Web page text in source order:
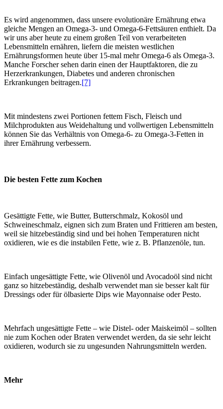
Es wird angenommen, dass unsere evolutionäre Ernährung etwa
gleiche Mengen an Omega-3- und Omega-6-Fettsäuren enthielt. Da
wir uns aber heute zu einem großen Teil von verarbeiteten
Lebensmitteln ernähren, liefern die meisten westlichen
Ernährungsformen heute über 15-mal mehr Omega-6 als Omega-3.
Manche Forscher sehen darin einen der Hauptfaktoren, die zu
Herzerkrankungen, Diabetes und anderen chronischen
Erkrankungen beitragen.[7]
Mit mindestens zwei Portionen fettem Fisch, Fleisch und
Milchprodukten aus Weidehaltung und vollwertigen Lebensmitteln
können Sie das Verhältnis von Omega-6- zu Omega-3-Fetten in
ihrer Ernährung verbessern.
Die besten Fette zum Kochen
Gesättigte Fette, wie Butter, Butterschmalz, Kokosöl und
Schweineschmalz, eignen sich zum Braten und Frittieren am besten,
weil sie hitzebeständig sind und bei hohen Temperaturen nicht
oxidieren, wie es die instabilen Fette, wie z. B. Pflanzenöle, tun.
Einfach ungesättigte Fette, wie Olivenöl und Avocadoöl sind nicht
ganz so hitzebeständig, deshalb verwendet man sie besser kalt für
Dressings oder für ölbasierte Dips wie Mayonnaise oder Pesto.
Mehrfach ungesättigte Fette – wie Distel- oder Maiskeimöl – sollten
nie zum Kochen oder Braten verwendet werden, da sie sehr leicht
oxidieren, wodurch sie zu ungesunden Nahrungsmitteln werden.
Mehr